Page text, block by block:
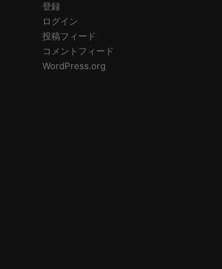
登録
ログイン
投稿フィード
コメントフィード
WordPress.org